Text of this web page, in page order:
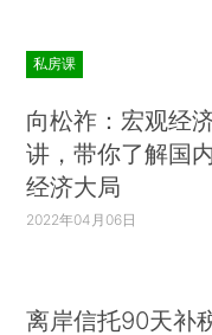
私房课
向松祚：宏观经
讲，带你了解国
经济大局
2022年04月06日
离岸信托90天补